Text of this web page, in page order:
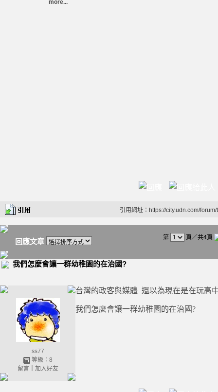
more...
引用網址：https://city.udn.com/
回應文章 第 頁／共4頁
我們怎麼會讓一群幼稚園的在治國?
ss77
等級：8
留言｜ 加入好友
台灣的政客與媒體 還以為現在是在玩高
我們怎麼會讓一群幼稚園的在治國?